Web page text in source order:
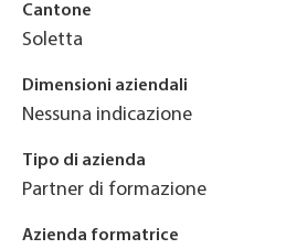
Cantone
Soletta
Dimensioni aziendali
Nessuna indicazione
Tipo di azienda
Partner di formazione
Azienda formatrice